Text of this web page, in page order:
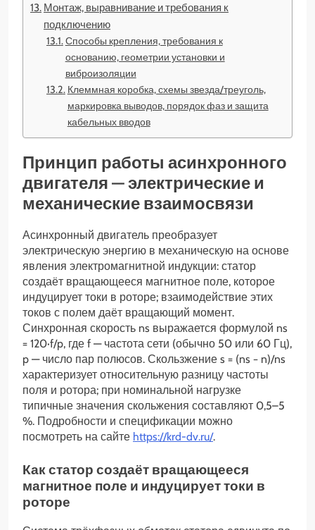
Монтаж, выравнивание и требования к
подключению
Способы крепления, требования к
основанию, геометрии установки и
виброизоляции
Клеммная коробка, схемы звезда/треуголь,
маркировка выводов, порядок фаз и защита
кабельных вводов
Принцип работы асинхронного
двигателя — электрические и
механические взаимосвязи
Асинхронный двигатель преобразует
электрическую энергию в механическую на основе
явления электромагнитной индукции: статор
создаёт вращающееся магнитное поле, которое
индуцирует токи в роторе; взаимодействие этих
токов с полем даёт вращающий момент.
Синхронная скорость ns выражается формулой ns
= 120·f/p, где f — частота сети (обычно 50 или 60 Гц),
p — число пар полюсов. Скользжение s = (ns − n)/ns
характеризует относительную разницу частоты
поля и ротора; при номинальной нагрузке
типичные значения скольжения составляют 0,5–5
%. Подробности и спецификации можно
посмотреть на сайте https://krd-dv.ru/.
Как статор создаёт вращающееся
магнитное поле и индуцирует токи в
роторе